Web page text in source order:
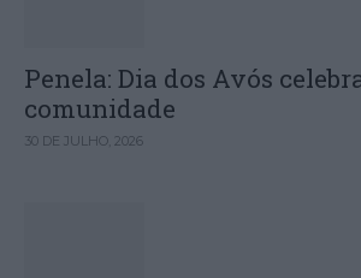
Penela: Dia dos Avós
comunidade
30 DE JULHO, 2026